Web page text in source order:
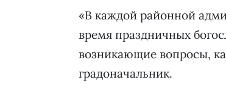
«В каждой районной
время праздничных
возникающие вопросы,
градоначальник.